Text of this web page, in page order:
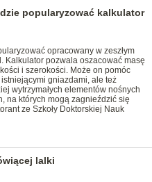
popularyzować kalkulator
opracowany w zeszłym
Kalkulator pozwala oszacować masę
i szerokości. Może on pomóc
gniazdami, ale też
wytrzymałych elementów nośnych
na których mogą zagnieździć się
ze Szkoły Doktorskiej Nauk
lalki